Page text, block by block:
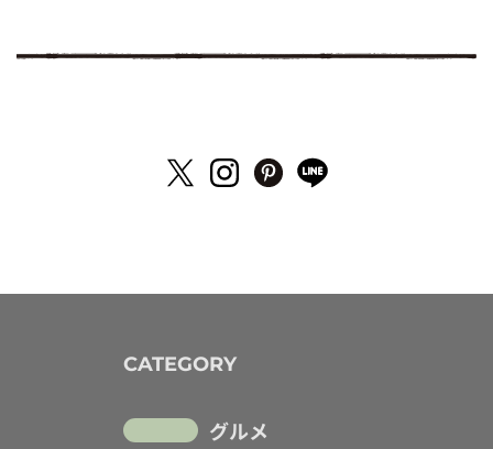
CATEGORY
グルメ